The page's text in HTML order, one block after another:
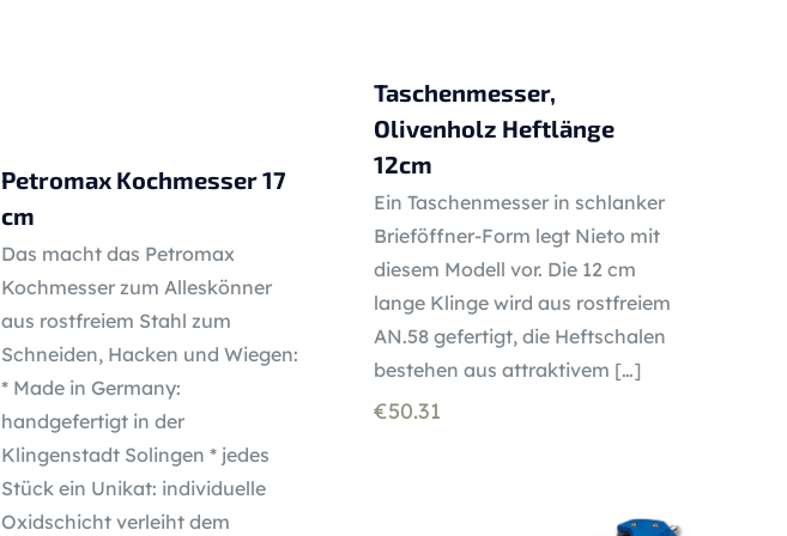
Petromax Kochmesser 17
cm
Das macht das Petromax
Kochmesser zum Alleskönner
aus rostfreiem Stahl zum
Schneiden, Hacken und Wiegen:
* Made in Germany:
handgefertigt in der
Klingenstadt Solingen * jedes
Stück ein Unikat: individuelle
Oxidschicht verleiht dem
Taschenmesser,
Olivenholz Heftlänge
12cm
Ein Taschenmesser in schlanker
Brieföffner-Form legt Nieto mit
diesem Modell vor. Die 12 cm
lange Klinge wird aus rostfreiem
AN.58 gefertigt, die Heftschalen
bestehen aus attraktivem […]
€50.31